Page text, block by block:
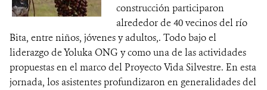
construcción participaron
alrededor de 40 vecinos del río
Bita, entre niños, jóvenes y adultos,. Todo bajo el
liderazgo de Yoluka ONG y como una de las actividades
propuestas en el marco del Proyecto Vida Silvestre. En esta
jornada, los asistentes profundizaron en generalidades del